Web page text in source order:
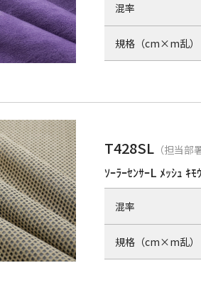
混率
規格（cm×m乱）
T428SL （担当
ｿｰﾗｰｾﾝｻｰL ﾒｯｼｭ ｷﾓ
混率
規格（cm×m乱）